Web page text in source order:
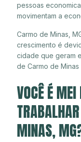
pessoas
movimentam a
Carmo de Minas,
crescimento é
cidade que geram
de Carmo de
VOCÊ É
MINAS,